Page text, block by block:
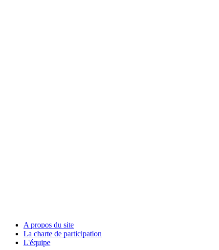
A propos du site
La charte de participation
L'équipe